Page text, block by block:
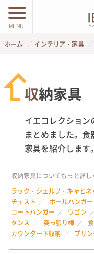
MENU
ホーム インテリア・家具
収納家具
イエコレクション
まとめました。
家具を紹介します。
収納家具についてもっと詳し
ラック・シェルフ・キャビネ
チェスト
ポールハンガー
コートハンガー
ワゴン
タンス
突っ張り棒
カウンター下収納
プリ